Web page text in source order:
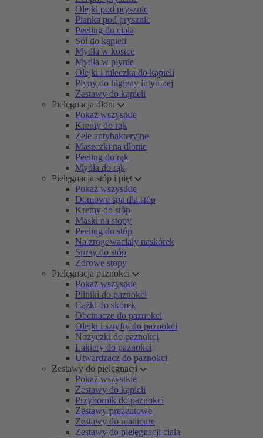
Olejki pod prysznic
Pianka pod prysznic
Peeling do ciała
Sól do kąpieli
Mydła w kostce
Mydła w płynie
Olejki i mleczka do kąpieli
Płyny do higieny intymnej
Zestawy do kąpieli
Pielęgnacja dłoni
Pokaż wszystkie
Kremy do rąk
Żele antybakteryjne
Maseczki na dłonie
Peeling do rąk
Mydła do rąk
Pielęgnacja stóp i pięt
Pokaż wszystkie
Domowe spa dla stóp
Kremy do stóp
Maski na stopy
Peeling do stóp
Na zrogowaciały naskórek
Spray do stóp
Zdrowe stopy
Pielęgnacja paznokci
Pokaż wszystkie
Pilniki do paznokci
Cążki do skórek
Obcinacze do paznokci
Olejki i sztyfty do paznokci
Nożyczki do paznokci
Lakiery do paznokci
Utwardzacz do paznokci
Zestawy do pielęgnacji
Pokaż wszystkie
Zestawy do kąpieli
Przybornik do paznokci
Zestawy prezentowe
Zestawy do manicure
Zestawy do pielęgnacji ciała